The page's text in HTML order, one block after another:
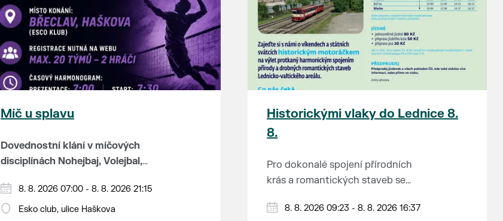
Míč u splavu
Dovednostní klání v míčových
disciplínách Nohejbaj, Volejbal,
Zúčastnit se může max. 20
dvojčlenných týmů - každý tým si
8. 8. 2026 07:00 - 8. 8. 2026 21:15
Esko club, ulice Haškova
Historickými vlaky do Lednice 8.
8.
Pro dokonalé spojení přírodních
krás a romantických staveb se
přezdívá Zahrada Evropy. Na výlet
Od 1. května do 28. září vás o
8. 8. 2026 09:23 - 8. 8. 2026 16:37